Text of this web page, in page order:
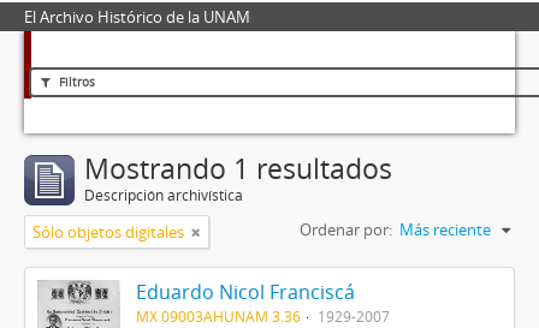
El Archivo Histórico de la UNAM
Filtros
Mostrando 1 resultados
Descripción archivística
Sólo objetos digitales Ordenar por: Más reciente
Eduardo Nicol Franciscá
MX 09003AHUNAM 3.36 1929-2007